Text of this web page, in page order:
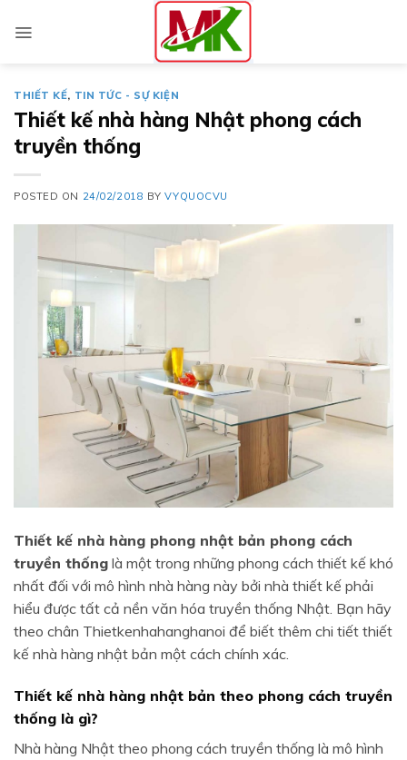
THIẾT KẾ, TIN TỨC - SỰ KIỆN
Thiết kế nhà hàng Nhật phong cách
truyền thống
POSTED ON 24/02/2018 BYVYQUOCVU
Thiết kế nhà hàng phong nhật bản phong cách
truyền thống là một trong những phong cách thiết kế khó
nhất đối với mô hình nhà hàng này bởi nhà thiết kế phải
hiểu được tất cả nền văn hóa truyền thống Nhật. Bạn hãy
theo chân Thietkenhahanghanoi để biết thêm chi tiết thiết
kế nhà hàng nhật bản một cách chính xác.
Thiết kế nhà hàng nhật bản theo phong cách truyền
thống là gì?
Nhà hàng Nhật theo phong cách truyền thống là mô hình